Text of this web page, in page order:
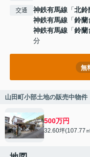
交通 神鉄有馬線 「北鈴
神鉄有馬線 「鈴蘭
神鉄有馬線 「鈴蘭
分
無
山田町小部土地の販売中物件
500万円
32.60坪(107.77